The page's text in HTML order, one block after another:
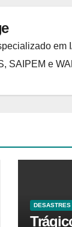
em
SAIPEM e
DESASTRES